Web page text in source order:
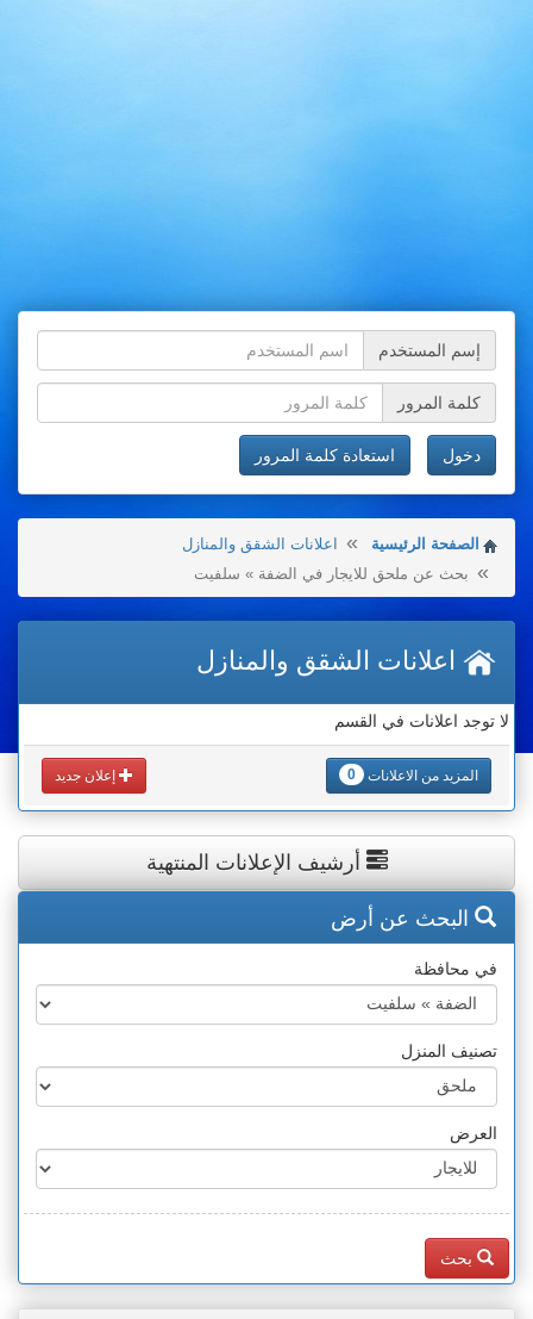
إسم المستخدم
كلمة المرور
دخول استعادة كلمة المرور
الصفحة الرئيسية
اعلانات الشقق والمنازل
بحث عن ملحق للايجار في الضفة » سلفيت
اعلانات الشقق والمنازل
لا توجد اعلانات في القسم
المزيد من الاعلانات 0 إعلان جديد
أرشيف الإعلانات المنتهية
البحث عن أرض
في محافظة
تصنيف المنزل
العرض
بحث